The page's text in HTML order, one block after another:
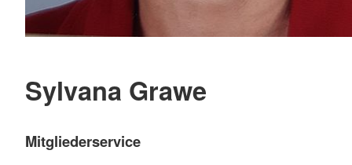
Sylvana Grawe
Mitgliederservice